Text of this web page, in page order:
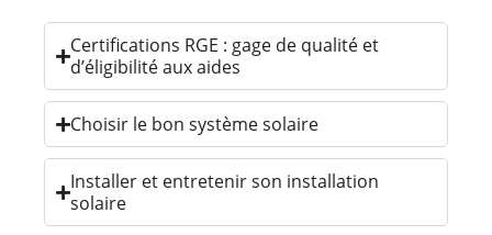
Certifications RGE : gage de qualité et
d’éligibilité aux aides
Choisir le bon système solaire
Installer et entretenir son installation
solaire